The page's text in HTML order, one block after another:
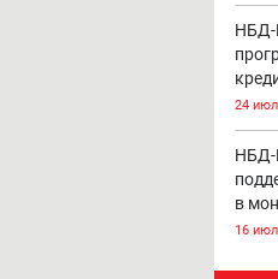
НБД-
24
НБД-
в
16